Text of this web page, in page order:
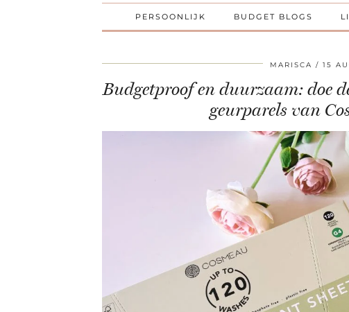
PERSOONLIJK BUDGET BLOGS
MARISCA 15
Budgetproof en duurzaam: doe
geurparels van